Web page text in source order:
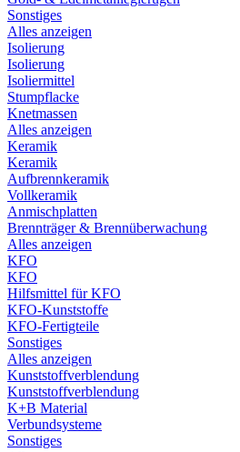
Sonstiges
Alles anzeigen
Isolierung
Isolierung
Isoliermittel
Stumpflacke
Knetmassen
Alles anzeigen
Keramik
Keramik
Aufbrennkeramik
Vollkeramik
Anmischplatten
Brennträger & Brennüberwachung
Alles anzeigen
KFO
KFO
Hilfsmittel für KFO
KFO-Kunststoffe
KFO-Fertigteile
Sonstiges
Alles anzeigen
Kunststoffverblendung
Kunststoffverblendung
K+B Material
Verbundsysteme
Sonstiges